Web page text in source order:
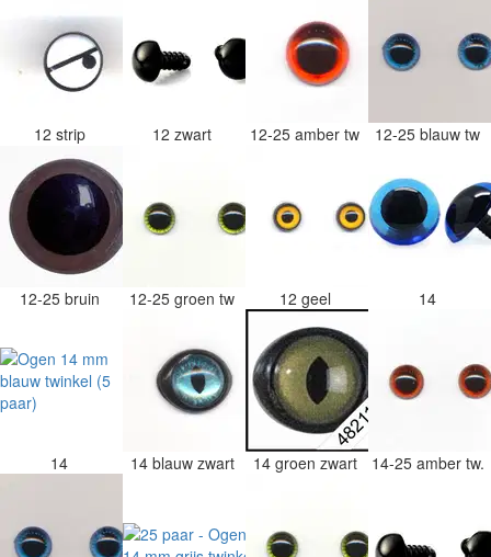
12 strip 12 zwart 12-25 amber tw 12-25 blauw tw
12-25 bruin 12-25 groen tw 12 geel 14
14 14 blauw zwart 14 groen zwart 14-25 amber tw.